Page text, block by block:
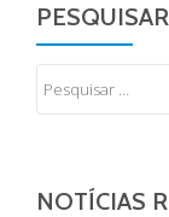
NOTÍCIAS